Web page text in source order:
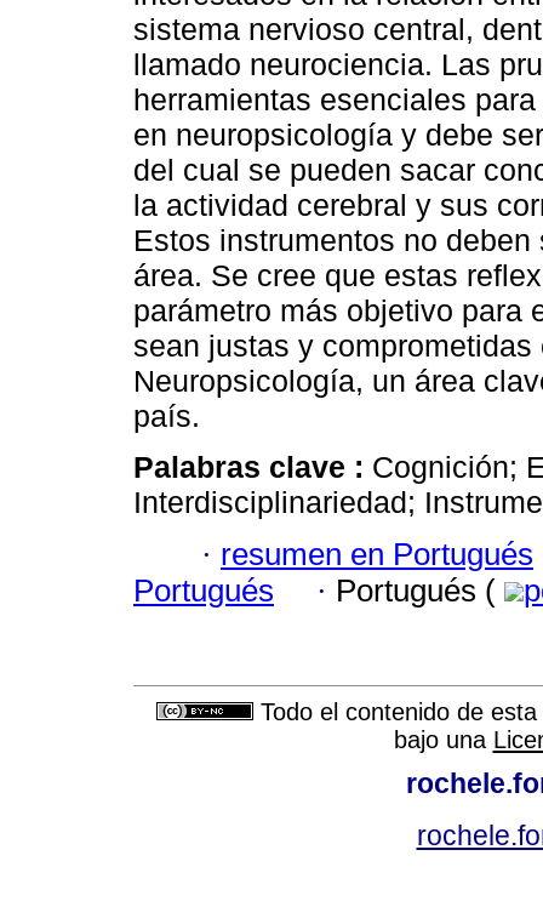
sistema nervioso central,
llamado neurociencia. Las
herramientas esenciales
en neuropsicología y debe
del cual se pueden sacar
la actividad cerebral y sus
Estos instrumentos no
área. Se cree que estas
parámetro más objetivo para
sean justas y
Neuropsicología, un área
país.
Palabras clave : Cognición;
Interdisciplinariedad;
· resumen en Portugués
Portugués
· Portugués (
Todo el contenido de
bajo una